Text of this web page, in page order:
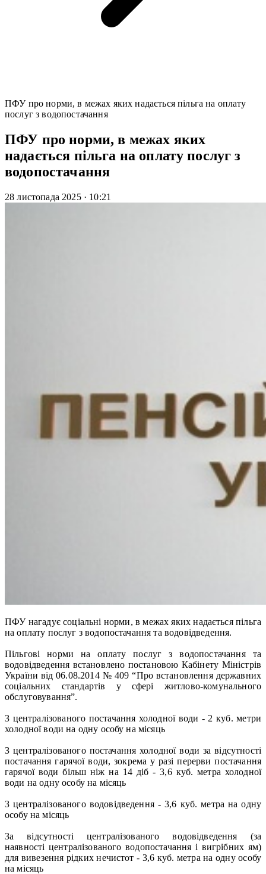
ПФУ про норми, в межах яких надається пільга на оплату
послуг з водопостачання
ПФУ про норми, в межах яких
надається пільга на оплату послуг з
водопостачання
28 листопада 2025 · 10:21
ПФУ нагадує соціальні норми, в межах яких надається пільга
на оплату послуг з водопостачання та водовідведення.
Пільгові норми на оплату послуг з водопостачання та
водовідведення встановлено постановою Кабінету Міністрів
України від 06.08.2014 № 409 “Про встановлення державних
соціальних стандартів у сфері житлово-комунального
обслуговування”.
З централізованого постачання холодної води - 2 куб. метри
холодної води на одну особу на місяць
З централізованого постачання холодної води за відсутності
постачання гарячої води, зокрема у разі перерви постачання
гарячої води більш ніж на 14 діб - 3,6 куб. метра холодної
води на одну особу на місяць
З централізованого водовідведення - 3,6 куб. метра на одну
особу на місяць
За відсутності централізованого водовідведення (за
наявності централізованого водопостачання і вигрібних ям)
для вивезення рідких нечистот - 3,6 куб. метра на одну особу
на місяць